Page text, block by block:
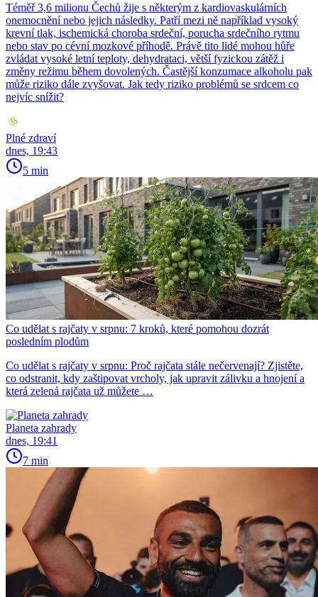
Téměř 3,6 milionu Čechů žije s některým z kardiovaskulárních
onemocnění nebo jejich následky. Patří mezi ně například vysoký
krevní tlak, ischemická choroba srdeční, porucha srdečního rytmu
nebo stav po cévní mozkové příhodě. Právě tito lidé mohou hůře
zvládat vysoké letní teploty, dehydrataci, větší fyzickou zátěž i
změny režimu během dovolených. Častější konzumace alkoholu pak
může riziko dále zvyšovat. Jak tedy riziko problémů se srdcem co
nejvíc snížit?
Plné zdraví
dnes, 19:43
5 min
Co udělat s rajčaty v srpnu: 7 kroků, které pomohou dozrát
posledním plodům
Co udělat s rajčaty v srpnu: Proč rajčata stále nečervenají? Zjistěte,
co odstranit, kdy zaštipovat vrcholy, jak upravit zálivku a hnojení a
která zelená rajčata už můžete …
Planeta zahrady
dnes, 19:41
7 min